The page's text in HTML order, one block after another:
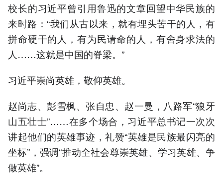
校长的习近平曾引用鲁迅的文章回望中华民族的
来时路：“我们从古以来，就有埋头苦干的人，有
拼命硬干的人，有为民请命的人，有舍身求法的
人……这就是中国的脊梁。”
习近平崇尚英雄，敬仰英雄。
赵尚志、彭雪枫、张自忠、赵一曼，八路军“狼牙
山五壮士”……在多个场合，习近平总书记一次次
讲起他们的英雄事迹，礼赞“英雄是民族最闪亮的
坐标”，强调“推动全社会尊崇英雄、学习英雄、争
做英雄”。